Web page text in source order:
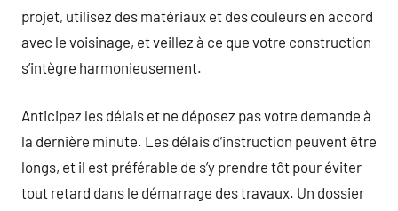
projet, utilisez des matériaux et des couleurs en accord
avec le voisinage, et veillez à ce que votre construction
s’intègre harmonieusement.
Anticipez les délais et ne déposez pas votre demande à
la dernière minute. Les délais d’instruction peuvent être
longs, et il est préférable de s’y prendre tôt pour éviter
tout retard dans le démarrage des travaux. Un dossier